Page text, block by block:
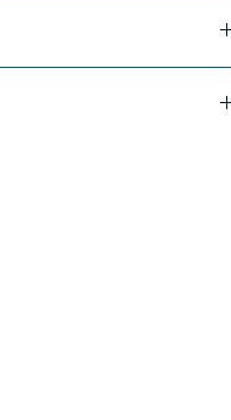
ングマイクを搭載し、ノイズ
ンで、快適な仕事環境をサ
耐久性
Hz
ーブルは除く）
Chime 動作検証済み